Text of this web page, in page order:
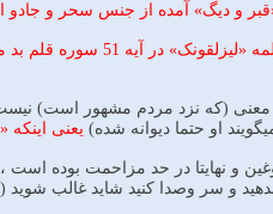
و دیگ» آمده از جنس سحر و
51 سوره قلم بد معنی شده است .
معنی (که نزد مردم مشهور است)
او حتما دیوانه شده) یعنی اینکه
و سر وصدا کنید شاید غالب